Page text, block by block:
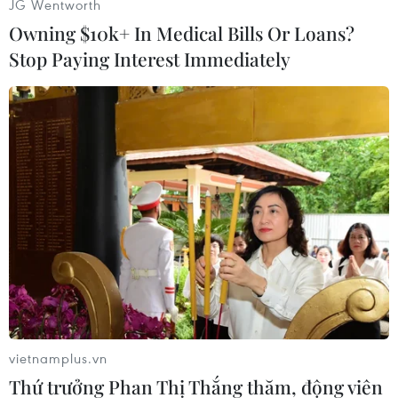
#Thái Lan #Bangkok
#Yingluck Shinawatra
#Thủ lĩnh biểu tình
Thái Lan
JG Wentworth
Owning $10k+ In Medical Bills Or Loans?
Stop Paying Interest Immediately
vietnamplus.vn
Thứ trưởng Phan Thị Thắng thăm, động viên